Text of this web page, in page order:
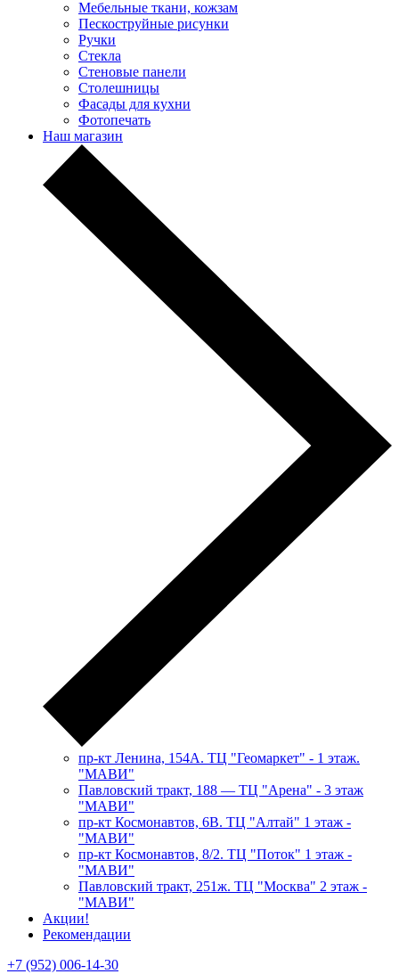
Мебельные ткани, кожзам
Пескоструйные рисунки
Ручки
Стекла
Стеновые панели
Столешницы
Фасады для кухни
Фотопечать
Наш магазин
пр-кт Ленина, 154А. ТЦ "Геомаркет" - 1 этаж.
"МАВИ"
​Павловский тракт, 188 — ТЦ "Арена" - 3 этаж
"МАВИ"
пр-кт Космонавтов, 6В. ТЦ "Алтай" 1 этаж -
"МАВИ"
пр-кт Космонавтов, 8/2. ТЦ "Поток" 1 этаж -
"МАВИ"
Павловский тракт, 251ж. ТЦ "Москва" 2 этаж -
"МАВИ"
Акции!
Рекомендации
+7 (952) 006-14-30